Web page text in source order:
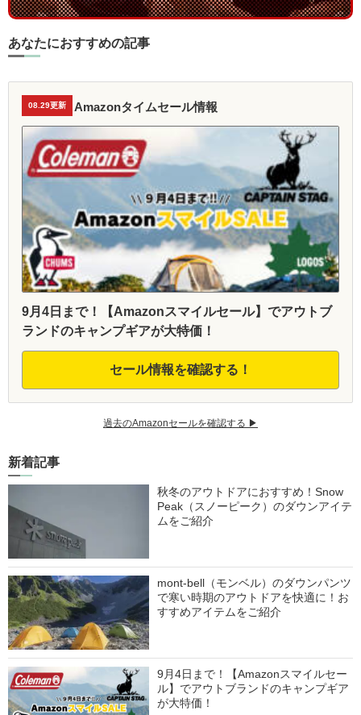
あなたにおすすめの記事
08.29更新 Amazonタイムセール情報
9月4日まで！【Amazonスマイルセール】でアウトブ
ランドのキャンプギアが大特価！
セール情報を確認する！
過去のAmazonセールを確認する ▶︎
新着記事
秋冬のアウトドアにおすすめ！Snow
Peak（スノーピーク）のダウンアイテ
ムをご紹介
mont-bell（モンベル）のダウンパンツ
で寒い時期のアウトドアを快適に！お
すすめアイテムをご紹介
9月4日まで！【Amazonスマイルセー
ル】でアウトブランドのキャンプギア
が大特価！